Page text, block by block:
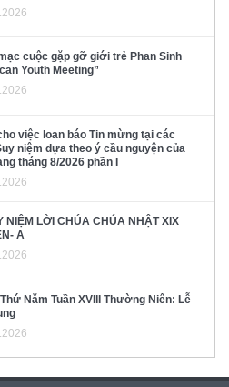
cuộc gặp gỡ giới trẻ Phan Sinh
Youth Meeting”
việc loan báo Tin mừng tại các
niệm dựa theo ý cầu nguyện của
tháng 8/2026 phần I
NIỆM LỜI CHÚA CHÚA NHẬT XIX
A
Năm Tuần XVIII Thường Niên: Lễ